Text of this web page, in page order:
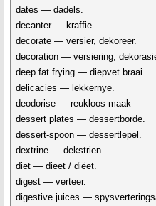
dates — dadels.
decanter — kraffie.
decorate — versier, dekoreer.
decoration — versiering,
deep fat frying — diepvet braai.
delicacies — lekkernye.
deodorise — reukloos maak
dessert plates — dessertborde.
dessert-spoon — dessertlepel.
dextrine — dekstrien.
diet — dieet / diëet.
digest — verteer.
digestive juices —